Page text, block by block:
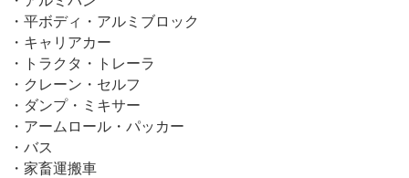
・平ボディ・アルミブロック
・キャリアカー
・トラクタ・トレーラ
・クレーン・セルフ
・ダンプ・ミキサー
・アームロール・パッカー
・バス
・家畜運搬車